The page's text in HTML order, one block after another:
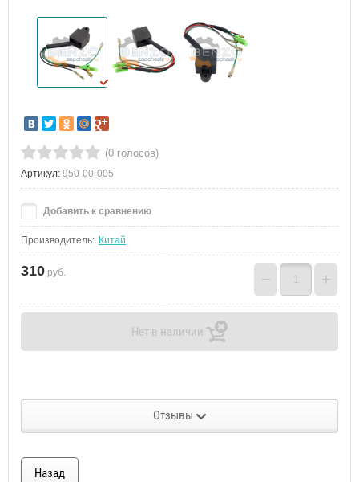
(0 голосов)
Артикул: 950-00-005
Добавить к сравнению
Производитель: Китай
310 руб. − +
Нет в наличии
Отзывы
Назад